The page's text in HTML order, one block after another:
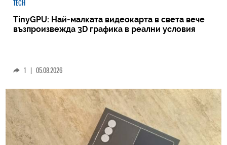
TECH
TinyGPU: Най-малката видеокарта в света вече
възпроизвежда 3D графика в реални условия
1 | 05.08.2026